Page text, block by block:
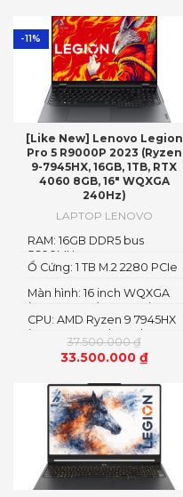
-11%
[Like New] Lenovo Legion
Pro 5 R9000P 2023 (Ryzen
9-7945HX, 16GB, 1TB, RTX
4060 8GB, 16″ WQXGA
240Hz)
LAPTOP LENOVO
37.500.000₫
33.500.000 ₫
CPU: AMD Ryzen 9 7945HX
(16 cores x 32 threads, 2.5
up to 5.4GHz, 64MB
Cache)
Màn hình: 16 inch WQXGA
(2560 x 1600), IPS, Anti-
Glare, Non-Touch,
100%sRGB, 300 nits, 240Hz,
LED Backlight, Narrow
Bezel, Low Blue Light
Ổ Cứng: 1 TB M.2 2280 PCIe
RAM: 16GB DDR5 bus
5600MHz